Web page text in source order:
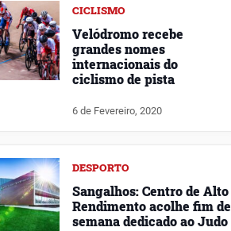
CICLISMO
Velódromo recebe
grandes nomes
internacionais do
ciclismo de pista
6 de Fevereiro, 2020
DESPORTO
Sangalhos: Centro de Alto
Rendimento acolhe fim de
semana dedicado ao Judo